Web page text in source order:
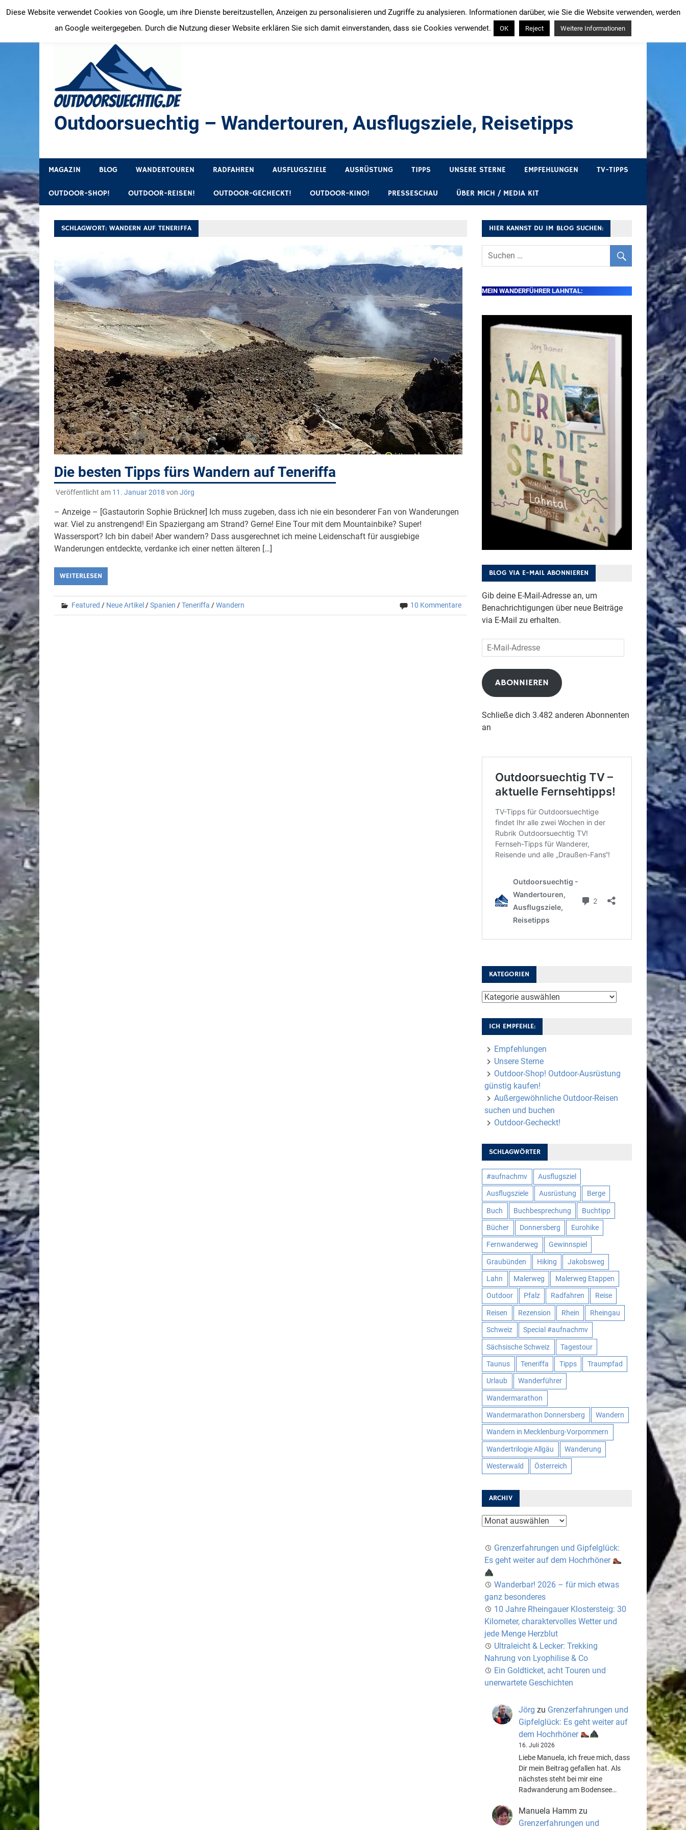
Inhalt
springen
Outdoorsuechtig – Wandertouren, Ausflugsziele, Reisetipps
MAGAZIN BLOG WANDERTOUREN RADFAHREN AUSFLUGSZIELE AUSRÜSTUNG TIPPS UNSERE STERNE EMPFEHLUNGEN TV-TIPPS
OUTDOOR-SHOP! OUTDOOR-REISEN! OUTDOOR-GECHECKT! OUTDOOR-KINO! PRESSESCHAU ÜBER MICH / MEDIA KIT
SCHLAGWORT: WANDERN AUF TENERIFFA
Die besten Tipps fürs Wandern auf Teneriffa
Veröffentlicht am 11. Januar 2018 von Jörg
– Anzeige – [Gastautorin Sophie Brückner] Ich muss zugeben, dass ich nie ein besonderer Fan von Wanderungen
war. Viel zu anstrengend! Ein Spaziergang am Strand? Gerne! Eine Tour mit dem Mountainbike? Super!
Wassersport? Ich bin dabei! Aber wandern? Dass ausgerechnet ich meine Leidenschaft für ausgiebige
Wanderungen entdeckte, verdanke ich einer netten älteren […]
WEITERLESEN
Featured / Neue Artikel /Spanien /Teneriffa /Wandern 10 Kommentare
HIER KANNST DU IM BLOG SUCHEN:
MEIN WANDERFÜHRER LAHNTAL:
BLOG VIA E-MAIL ABONNIEREN
Gib deine E-Mail-Adresse an, um
Benachrichtigungen über neue Beiträge
via E-Mail zu erhalten.
E-
Mail-
Adresse
ABONNIEREN
Schließe dich 3.482 anderen Abonnenten
an
KATEGORIEN
Kategorien
ICH EMPFEHLE:
Empfehlungen
Unsere Sterne
Outdoor-Shop! Outdoor-Ausrüstung
günstig kaufen!
Außergewöhnliche Outdoor-Reisen
suchen und buchen
Outdoor-Gecheckt!
SCHLAGWÖRTER
#aufnachmv Ausflugsziel
Ausflugsziele Ausrüstung Berge
Buch Buchbesprechung Buchtipp
Bücher Donnersberg Eurohike
Fernwanderweg Gewinnspiel
Graubünden Hiking Jakobsweg
Lahn Malerweg Malerweg Etappen
Outdoor Pfalz Radfahren Reise
Reisen Rezension Rhein Rheingau
Schweiz Special #aufnachmv
Sächsische Schweiz Tagestour
Taunus Teneriffa Tipps Traumpfad
Urlaub Wanderführer
Wandermarathon
Wandermarathon Donnersberg Wandern
Wandern in Mecklenburg-Vorpommern
Wandertrilogie Allgäu Wanderung
Westerwald Österreich
ARCHIV
Archiv
Grenzerfahrungen und Gipfelglück:
Es geht weiter auf dem Hochrhöner
Wanderbar! 2026 – für mich etwas
ganz besonderes
10 Jahre Rheingauer Klostersteig: 30
Kilometer, charaktervolles Wetter und
jede Menge Herzblut
Ultraleicht & Lecker: Trekking
Nahrung von Lyophilise & Co
Ein Goldticket, acht Touren und
unerwartete Geschichten
Jörg zu Grenzerfahrungen und
Gipfelglück: Es geht weiter auf
dem Hochrhöner
16. Juli 2026
Liebe Manuela, ich freue mich, dass
Dir mein Beitrag gefallen hat. Als
nächstes steht bei mir eine
Radwanderung am Bodensee…
Manuela Hamm zu
Grenzerfahrungen und
Diese Website verwendet Cookies von Google, um ihre Dienste bereitzustellen, Anzeigen zu personalisieren und Zugriffe zu analysieren. Informationen darüber, wie Sie die Website verwenden, werden
an Google weitergegeben. Durch die Nutzung dieser Website erklären Sie sich damit einverstanden, dass sie Cookies verwendet.
OK Reject Weitere Informationen